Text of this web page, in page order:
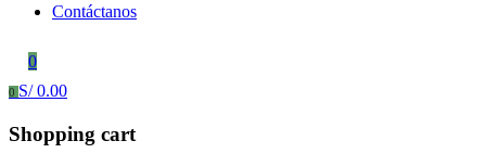
Contáctanos
0
0 S/0.00
Shopping cart